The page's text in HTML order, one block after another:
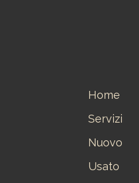
Home
Servizi
Nuovo
Usato